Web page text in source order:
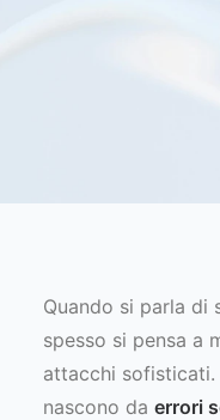
Quando si parla di
spesso si pensa a
attacchi
nascono da errori